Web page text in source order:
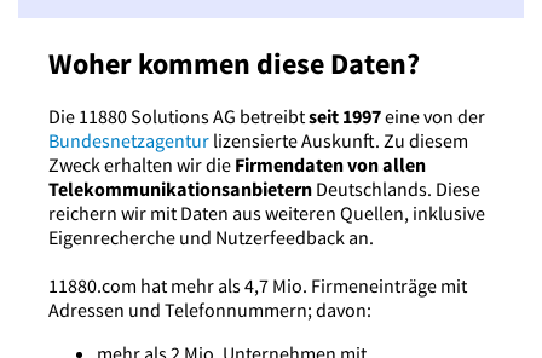
Woher kommen diese Daten?
Die 11880 Solutions AG betreibtseit 1997eine von der
Bundesnetzagentur lizensierte Auskunft. Zu diesem
Zweck erhalten wir die Firmendaten von allen
Telekommunikationsanbietern Deutschlands. Diese
reichern wir mit Daten aus weiteren Quellen, inklusive
Eigenrecherche und Nutzerfeedback an.
11880.com hat mehr als 4,7 Mio. Firmeneinträge mit
Adressen und Telefonnummern; davon: